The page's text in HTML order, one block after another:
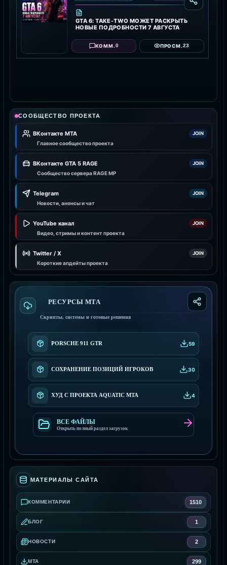
GTA 6: TAKE-TWO МОЖЕТ РАСКРЫТЬ
НОВЫЕ ПОДРОБНОСТИ 7 АВГУСТА
КОММ.0 ПРОСМ.23
СООБЩЕСТВО ПРОЕКТА
ВКонтакте MTA JOIN
Главное сообщество проекта
ВКонтакте GTA 5 RAGE JOIN
Сообщество сервера RAGE MP
Telegram JOIN
Новости, анонсы и чат
YouTube канал JOIN
Видео, стримы и контент проекта
Twitter / X JOIN
Короткие апдейты проекта
РЕСУРСЫ МТА
Скрипты, системы и готовые решения
PORSCHE 911 GTR 59
СОХРАНЕНИЕ ПОЗИЦИЙ ИГРОКОВ 30
XУД С ПРОEКТА AQUATIC MTA 4
ВСЕ ФАЙЛЫ
Открыть полный раздел загрузок
МАТЕРИАЛЫ САЙТА
КОММЕНТАРИИ 1510
БЛОГ 1
НОВОСТИ 2
MTA 299